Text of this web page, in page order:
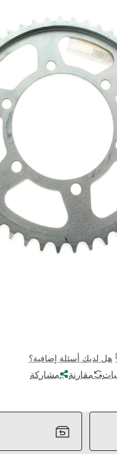
هل لديك أسئلة إضافية؟
مقارنة مشاركة